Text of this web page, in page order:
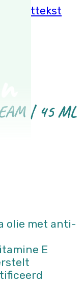
voettekst
| 45 ML
olie met anti-
E